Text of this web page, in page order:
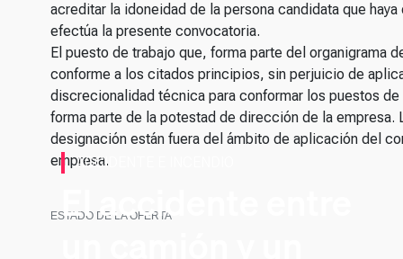
acreditar la idoneidad de la persona candidata que haya
efectúa la presente convocatoria.
El puesto de trabajo que, forma parte del organigrama
conforme a los citados principios, sin perjuicio de
discrecionalidad técnica para conformar los puestos de
forma parte de la potestad de dirección de la empresa.
designación están fuera del ámbito de aplicación del
empresa.
ESTADO DE LA OFERTA
ACCIDENTE E INCENDIO
El accidente entre